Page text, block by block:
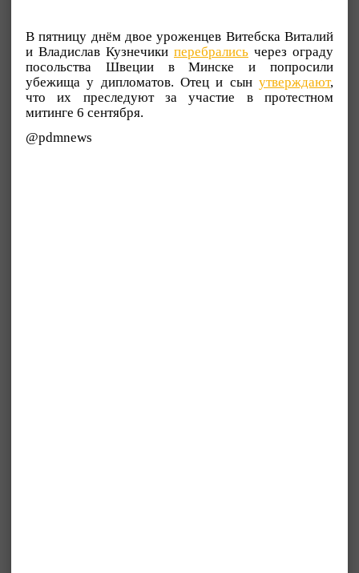
В пятницу днём двое уроженцев Витебска Виталий
и Владислав Кузнечики перебрались через ограду
посольства Швеции в Минске и попросили
убежища у дипломатов. Отец и сын утверждают,
что их преследуют за участие в протестном
митинге 6 сентября.
@pdmnews